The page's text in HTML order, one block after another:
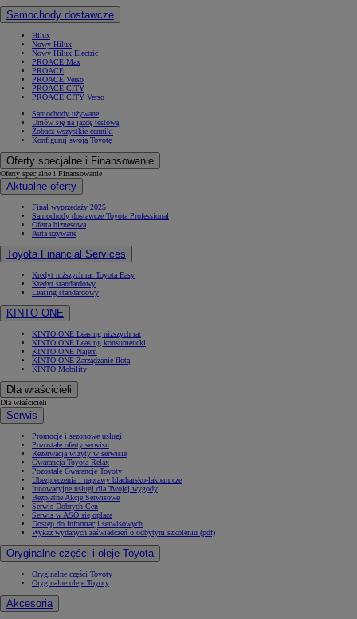
Samochody dostawcze
Hilux
Nowy Hilux
Nowy Hilux Electric
PROACE Max
PROACE
PROACE Verso
PROACE CITY
PROACE CITY Verso
Samochody używane
Umów się na jazdę testową
Zobacz wszystkie cenniki
Konfiguruj swoją Toyotę
Oferty specjalne i Finansowanie
Oferty specjalne i Finansowanie
Aktualne oferty
Finał wyprzedaży 2025
Samochody dostawcze Toyota Professional
Oferta biznesowa
Auta używane
Toyota Financial Services
Kredyt niższych rat Toyota Easy
Kredyt standardowy
Leasing standardowy
KINTO ONE
KINTO ONE Leasing niższych rat
KINTO ONE Leasing konsumencki
KINTO ONE Najem
KINTO ONE Zarządzanie flotą
KINTO Mobility
Dla właścicieli
Dla właścicieli
Serwis
Promocje i sezonowe usługi
Pozostałe oferty serwisu
Rezerwacja wizyty w serwisie
Gwarancja Toyota Relax
Pozostałe Gwarancje Toyoty
Ubezpieczenia i naprawy blacharsko-lakiernicze
Innowacyjne usługi dla Twojej wygody
Bezpłatne Akcje Serwisowe
Serwis Dobrych Cen
Serwis w ASO się opłaca
Dostęp do informacji serwisowych
Wykaz wydanych zaświadczeń o odbytym szkoleniu (pdf)
Oryginalne części i oleje Toyota
Oryginalne części Toyoty
Oryginalne oleje Toyoty
Akcesoria